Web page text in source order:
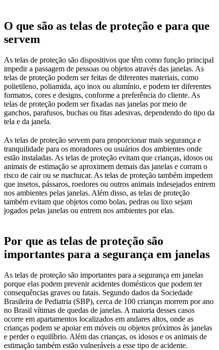
O que são as telas de proteção e para que
servem
As telas de proteção são dispositivos que têm como função principal
impedir a passagem de pessoas ou objetos através das janelas. As
telas de proteção podem ser feitas de diferentes materiais, como
polietileno, poliamida, aço inox ou alumínio, e podem ter diferentes
formatos, cores e designs, conforme a preferência do cliente. As
telas de proteção podem ser fixadas nas janelas por meio de
ganchos, parafusos, buchas ou fitas adesivas, dependendo do tipo da
tela e da janela.
As telas de proteção servem para proporcionar mais segurança e
tranquilidade para os moradores ou usuários dos ambientes onde
estão instaladas. As telas de proteção evitam que crianças, idosos ou
animais de estimação se aproximem demais das janelas e corram o
risco de cair ou se machucar. As telas de proteção também impedem
que insetos, pássaros, roedores ou outros animais indesejados entrem
nos ambientes pelas janelas. Além disso, as telas de proteção
também evitam que objetos como bolas, pedras ou lixo sejam
jogados pelas janelas ou entrem nos ambientes por elas.
Por que as telas de proteção são
importantes para a segurança em janelas
As telas de proteção são importantes para a segurança em janelas
porque elas podem prevenir acidentes domésticos que podem ter
consequências graves ou fatais. Segundo dados da Sociedade
Brasileira de Pediatria (SBP), cerca de 100 crianças morrem por ano
no Brasil vítimas de quedas de janelas. A maioria desses casos
ocorre em apartamentos localizados em andares altos, onde as
crianças podem se apoiar em móveis ou objetos próximos às janelas
e perder o equilíbrio. Além das crianças, os idosos e os animais de
estimação também estão vulneráveis a esse tipo de acidente.